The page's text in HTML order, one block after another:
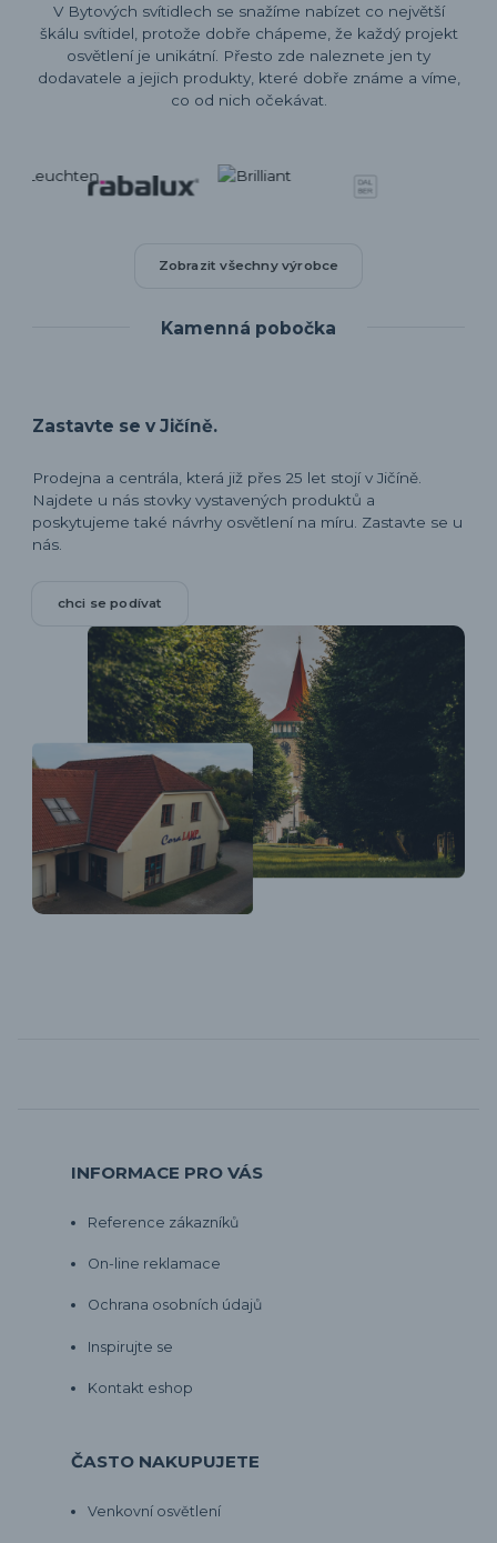
V Bytových svítidlech se snažíme nabízet co největší
škálu svítidel, protože dobře chápeme, že každý projekt
osvětlení je unikátní. Přesto zde naleznete jen ty
dodavatele a jejich produkty, které dobře známe a víme,
co od nich očekávat.
Zobrazit všechny výrobce
Kamenná pobočka
Zastavte se v Jičíně.
Prodejna a centrála, která již přes 25 let stojí v Jičíně.
Najdete u nás stovky vystavených produktů a
poskytujeme také návrhy osvětlení na míru. Zastavte se u
nás.
chci se podívat
INFORMACE PRO VÁS
Reference zákazníků
On-line reklamace
Ochrana osobních údajů
Inspirujte se
Kontakt eshop
ČASTO NAKUPUJETE
Venkovní osvětlení